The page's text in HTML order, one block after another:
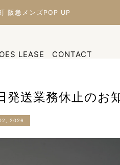
阪急メンズPOP UP
LEASE CONTACT
発送業務休止のお
2026